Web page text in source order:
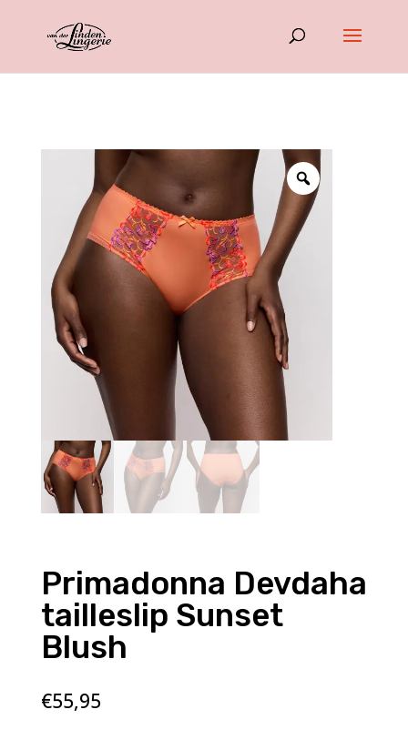
Primadonna Devdaha
tailleslip Sunset
Blush
€55,95